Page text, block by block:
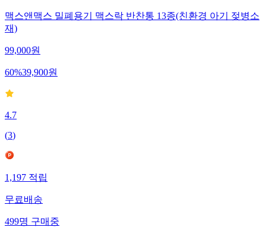
맥스앤맥스 밀폐용기 맥스락 반찬통 13종(친환경 아기 젖병소
재)
99,000원
60%39,900원
4.7
(3)
1,197적립
무료배송
499명구매중